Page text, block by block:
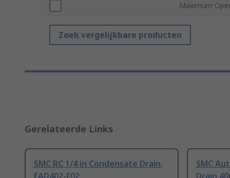
Maximum
Zoek vergelijkbare producten
Gerelateerde Links
SMC RC 1/4 in Condensate Drain,
SMC